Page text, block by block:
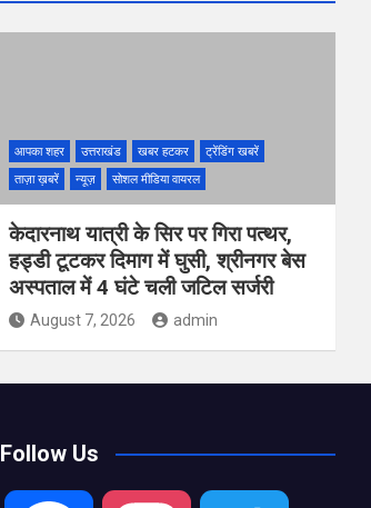
आपका शहर उत्तराखंड खबर हटकर
ट्रेंडिंग खबरें
ताज़ा ख़बरें
न्यूज़ सोशल मीडिया वायरल
केदारनाथ यात्री के सिर पर गिरा पत्थर,
हड्डी टूटकर दिमाग में घुसी, श्रीनगर बेस
अस्पताल में 4 घंटे चली जटिल सर्जरी
August 7, 2026 admin
Follow Us